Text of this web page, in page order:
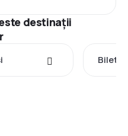
destinații
Bilete